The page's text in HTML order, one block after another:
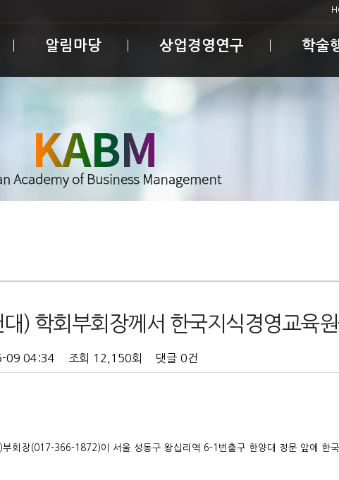
알림마당 상업경영연구 학술
) 학회부회장께서 한국지식경영교육
09 04:34 조회 12,150회 댓글 0건
부회장(017-366-1872)이 서울 성동구 왕십리역 6-1번출구 한양대 정문 앞에 한